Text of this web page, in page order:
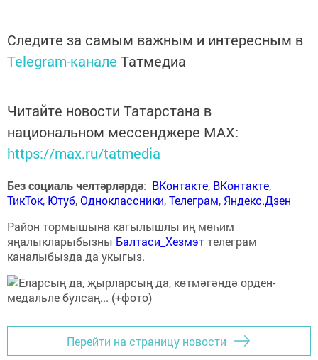
Следите за самым важным и интересным в
Telegram-канале Татмедиа
Читайте новости Татарстана в
национальном мессенджере MАХ:
https://max.ru/tatmedia
Без социаль челтәрләрдә: ВКонтакте, ВКонтакте,
ТикТок, Ютуб,Одноклассники,Телеграм, Яндекс.Дзен
Район тормышына кагылышлы иң мөһим
яңалыкларыбызны Балтаси_Хезмэттелеграм
каналыбызда да укыгыз.
Перейти на страницу новости